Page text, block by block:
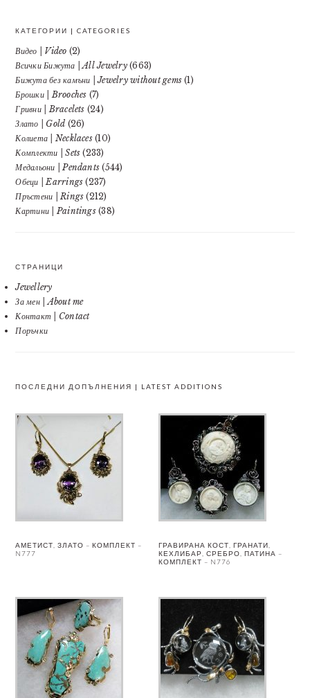
КАТЕГОРИИ | CATEGORIES
Видео | Video (2)
Всички Бижута | All Jewelry(663)
Бижута без камъни | Jewelry without gems (1)
Брошки | Brooches (7)
Гривни | Bracelets (24)
Злато | Gold (26)
Колиета | Necklaces(10)
Комплекти | Sets (233)
Медальони | Pendants (544)
Обеци | Earrings (237)
Пръстени | Rings (212)
Картини | Paintings(38)
СТРАНИЦИ
Jewellery
За мен | About me
Контакт | Contact
Поръчки
ПОСЛЕДНИ ДОПЪЛНЕНИЯ | LATEST ADDITIONS
АМЕТИСТ, ЗЛАТО – КОМПЛЕКТ –
N777
ГРАВИРАНА КОСТ, ГРАНАТИ,
КЕХЛИБАР, СРЕБРО, ПАТИНА –
КОМПЛЕКТ – N776